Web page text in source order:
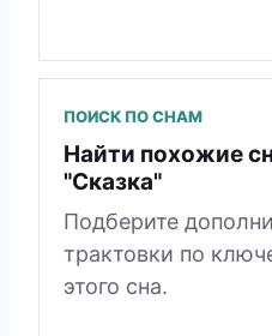
ПОИСК ПО СНАМ
Найти похожие
"Сказка"
Подберите
трактовки по
этого сна.